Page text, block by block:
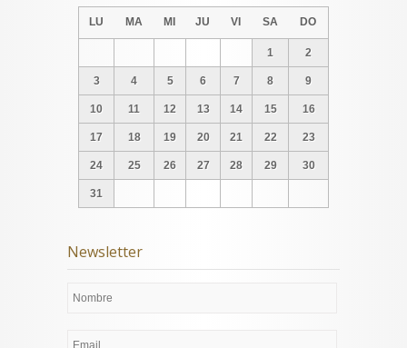
LU MA MI JU VI SA DO
1 2
3 4 5 6 7 8 9
10 11 12 13 14 15 16
17 18 19 20 21 22 23
24 25 26 27 28 29 30
31
Newsletter